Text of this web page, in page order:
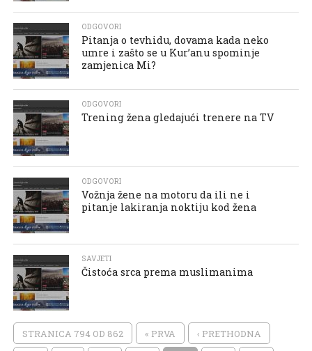
ODGOVORI
Pitanja o tevhidu, dovama kada neko
umre i zašto se u Kur’anu spominje
zamjenica Mi?
ODGOVORI
Trening žena gledajući trenere na TV
ODGOVORI
Vožnja žene na motoru da ili ne i
pitanje lakiranja noktiju kod žena
SAVJETI
Čistoća srca prema muslimanima
STRANICA 794 OD 862 « PRVA ‹ PRETHODNA